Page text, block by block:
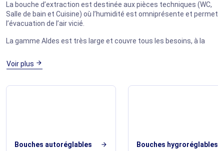
La bouche d’extraction est destinée aux pièces techniques (WC,
Salle de bain et Cuisine) où l’humidité est omniprésente et permet
l’évacuation de l’air vicié.
La gamme Aldes est très large et couvre tous les besoins, à la
et le double flux, en extraction comme en insufflation.
Voir plus arrow_forward
Bouches autoréglables arrow_forward Bouches hygroréglables